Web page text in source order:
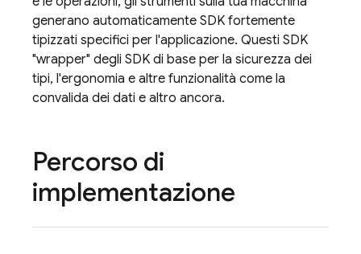
generano automaticamente SDK fortemente
tipizzati specifici per l'applicazione. Questi SDK
"wrapper" degli SDK di base per la sicurezza dei
tipi, l'ergonomia e altre funzionalità come la
convalida dei dati e altro ancora.
Percorso di
implementazione